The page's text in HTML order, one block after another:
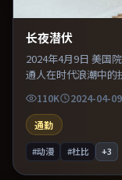
长夜潜伏
2024年4月9日 美国
通人在时代浪潮中的
与推理的观众。既
俗。
110K 2024-04-09
通勤
#动漫 #杜比 +3